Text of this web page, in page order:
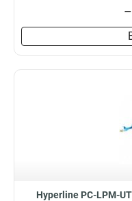
–
Hyperline PC-LPM-